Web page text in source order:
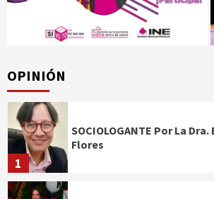
OPINIÓN
1
SOCIOLOGANTE Por La
Flores